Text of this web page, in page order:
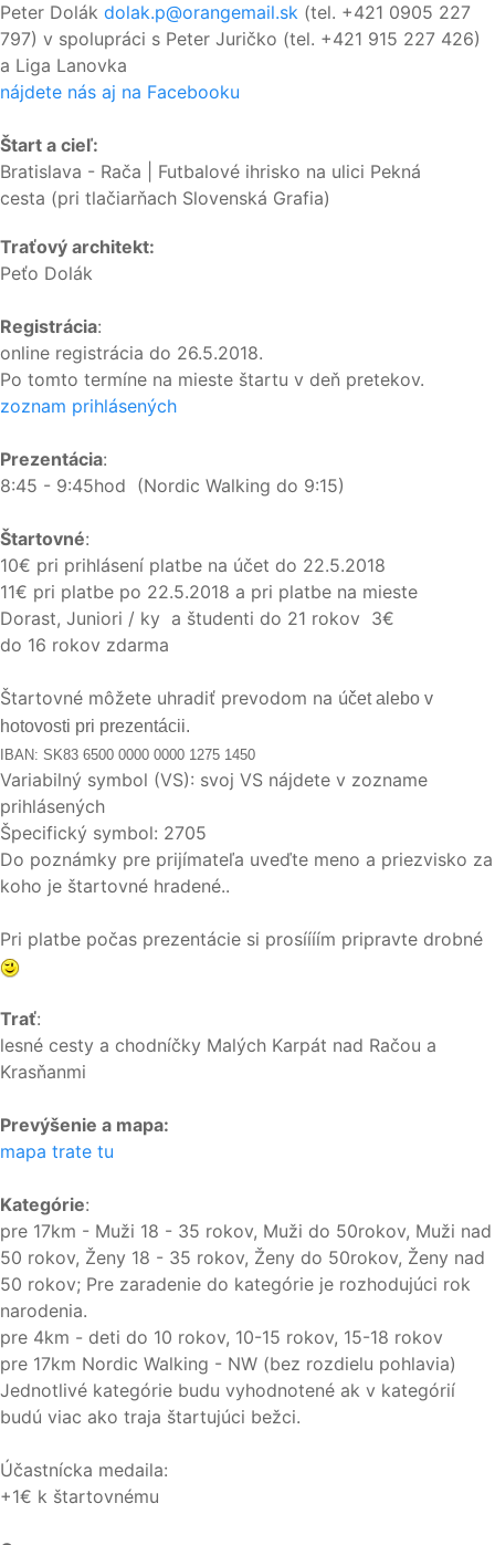
Peter Dolák dolak.p@orangemail.sk (tel. +421 0905 227
797) v spolupráci s Peter Juričko (tel. +421 915 227 426)
a Liga Lanovka
nájdete nás aj na Facebooku
Štart a cieľ:
Bratislava - Rača | Futbalové ihrisko na ulici Pekná
cesta (pri tlačiarňach Slovenská Grafia)
Traťový architekt:
Peťo Dolák
Registrácia:
online registrácia do 26.5.2018.
Po tomto termíne na mieste štartu v deň pretekov.
zoznam prihlásených
Prezentácia:
8:45 - 9:45hod (Nordic Walking do 9:15)
Štartovné:
10€ pri prihlásení platbe na účet do 22.5.2018
11€ pri platbe po 22.5.2018 a pri platbe na mieste
Dorast, Juniori / ky a študenti do 21 rokov 3€
do 16 rokov zdarma
Štartovné môžete uhradiť prevodom na účet alebo v
hotovosti pri prezentácii.
IBAN: SK83 6500 0000 0000 1275 1450
Variabilný symbol (VS): svoj VS nájdete v zozname
prihlásených
Špecifický symbol: 2705
Do poznámky pre prijímateľa uveďte meno a priezvisko za
koho je štartovné hradené..
Pri platbe počas prezentácie si prosíííím pripravte drobné
Trať:
lesné cesty a chodníčky Malých Karpát nad Račou a
Krasňanmi
Prevýšenie a mapa:
mapa trate tu
Kategórie:
pre 17km - Muži 18 - 35 rokov, Muži do 50rokov, Muži nad
50 rokov, Ženy 18 - 35 rokov, Ženy do 50rokov, Ženy nad
50 rokov; Pre zaradenie do kategórie je rozhodujúci rok
narodenia.
pre 4km - deti do 10 rokov, 10-15 rokov, 15-18 rokov
pre 17km Nordic Walking - NW (bez rozdielu pohlavia)
Jednotlivé kategórie budu vyhodnotené ak v kategórií
budú viac ako traja štartujúci bežci.
Účastnícka medaila:
+1€ k štartovnému